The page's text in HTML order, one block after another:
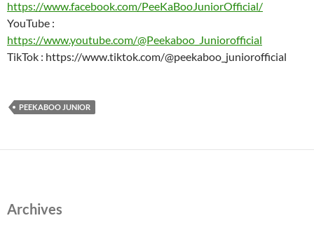
https://www.facebook.com/PeeKaBooJuniorOfficial/
YouTube :
https://www.youtube.com/@Peekaboo_Juniorofficial
TikTok : https://www.tiktok.com/@peekaboo_juniorofficial
PEEKABOO JUNIOR
Archives